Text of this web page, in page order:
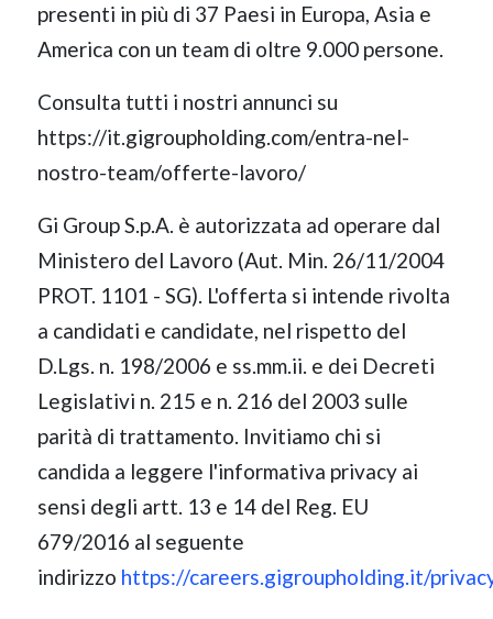
presenti in più di 37 Paesi in Europa, Asia e
America con un team di oltre 9.000 persone.
Consulta tutti i nostri annunci su
https://it.gigroupholding.com/entra-nel-
nostro-team/offerte-lavoro/
Gi Group S.p.A. è autorizzata ad operare dal
Ministero del Lavoro (Aut. Min. 26/11/2004
PROT. 1101 - SG). L'offerta si intende rivolta
a candidati e candidate, nel rispetto del
D.Lgs. n. 198/2006 e ss.mm.ii. e dei Decreti
Legislativi n. 215 e n. 216 del 2003 sulle
parità di trattamento. Invitiamo chi si
candida a leggere l'informativa privacy ai
sensi degli artt. 13 e 14 del Reg. EU
679/2016 al seguente
indirizzo https://careers.gigroupholding.it/